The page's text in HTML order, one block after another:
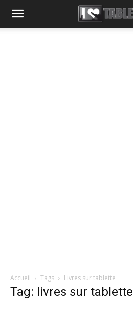
Accueil Tags Livres sur tablette
Tag: livres sur tablette